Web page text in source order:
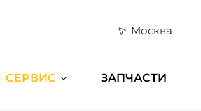
Москва
СЕРВИС ЗАПЧАСТИ